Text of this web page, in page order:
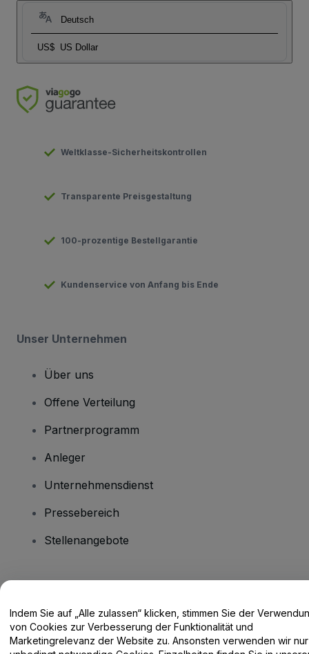
Deutsch
US$ US Dollar
Weltklasse-Sicherheitskontrollen
Transparente Preisgestaltung
100-prozentige Bestellgarantie
Kundenservice von Anfang bis Ende
Unser Unternehmen
Über uns
Offene Verteilung
Partnerprogramm
Anleger
Unternehmensdienst
Pressebereich
Stellenangebote
Hilfe-Center / Kontakt
Indem Sie auf „Alle zulassen“ klicken, stimmen Sie der
von Cookies zur Verbesserung der Funktionalität und
Marketingrelevanz der Website zu. Ansonsten verwenden wir nur